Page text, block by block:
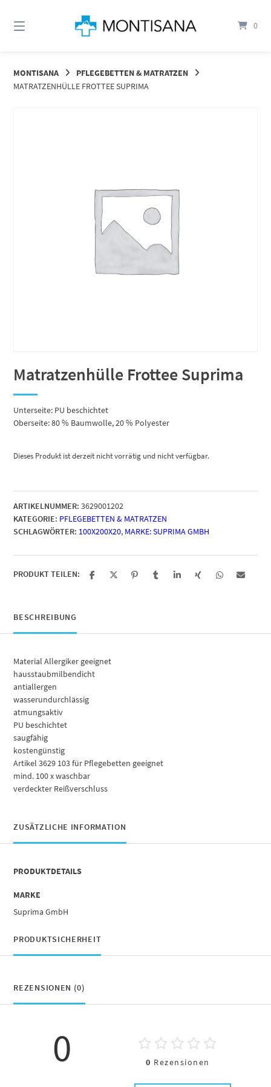
zum
0
MONTISANA
PFLEGEBETTEN & MATRATZEN
MATRATZENHÜLLE FROTTEE SUPRIMA
Matratzenhülle Frottee Suprima
Unterseite: PU beschichtet
Oberseite: 80 % Baumwolle, 20 % Polyester
Dieses Produkt ist derzeit nicht vorrätig und nicht verfügbar.
ARTIKELNUMMER: 3629001202
KATEGORIE: PFLEGEBETTEN & MATRATZEN
SCHLAGWÖRTER: 100X200X20, MARKE: SUPRIMA GMBH
PRODUKT TEILEN:
BESCHREIBUNG
Material Allergiker geeignet
hausstaubmilbendicht
antiallergen
wasserundurchlässig
atmungsaktiv
PU beschichtet
saugfähig
kostengünstig
Artikel 3629 103 für Pflegebetten geeignet
mind. 100 x waschbar
verdeckter Reißverschluss
ZUSÄTZLICHE INFORMATION
PRODUKTDETAILS
MARKE
Suprima GmbH
PRODUKTSICHERHEIT
REZENSIONEN (0)
0 0 Rezensionen